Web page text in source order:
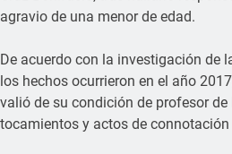
agravio de una menor de edad.
De acuerdo con la investigación de
los hechos ocurrieron en el año
valió de su condición de profesor
tocamientos y actos de connotación